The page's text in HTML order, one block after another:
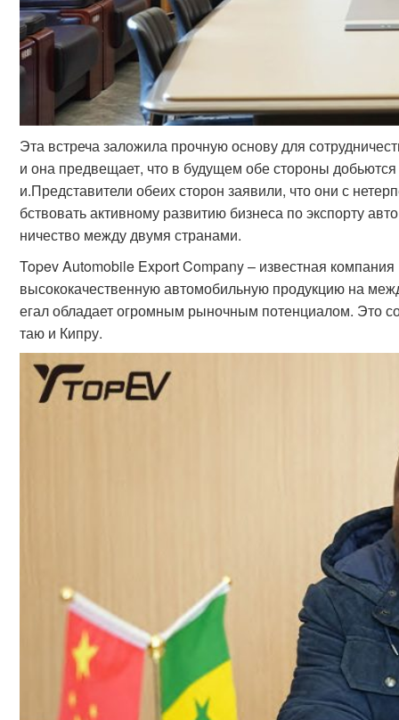
Эта встреча заложила прочную основу для
и она предвещает, что в будущем обе стороны
и.Представители обеих сторон заявили, что они с
бствовать активному развитию бизнеса по экспорту
ничество между двумя странами.
Topev Automobile Export Company – известная
высококачественную автомобильную продукцию на
егал обладает огромным рыночным потенциалом. Это
таю и Кипру.